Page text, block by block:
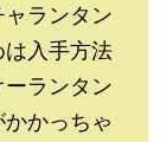
ランタン
入手方法
ランタン
かっちゃ